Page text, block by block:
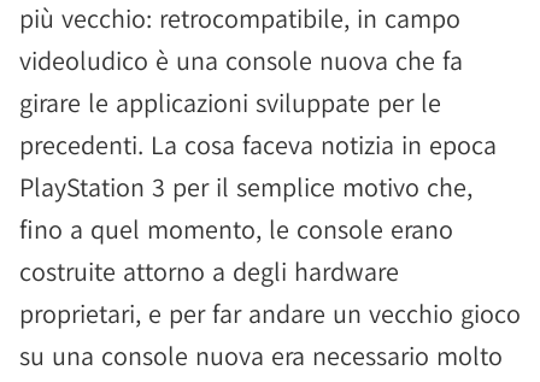
più vecchio: retrocompatibile, in campo
videoludico è una console nuova che fa
girare le applicazioni sviluppate per le
precedenti. La cosa faceva notizia in epoca
PlayStation 3 per il semplice motivo che,
fino a quel momento, le console erano
costruite attorno a degli hardware
proprietari, e per far andare un vecchio gioco
su una console nuova era necessario molto